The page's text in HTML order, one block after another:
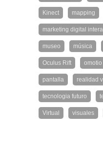
Kinect mapping
marketing digital
museo música
Oculus Rift omotio
pantalla realidad
tecnologia futuro
Virtual visuales